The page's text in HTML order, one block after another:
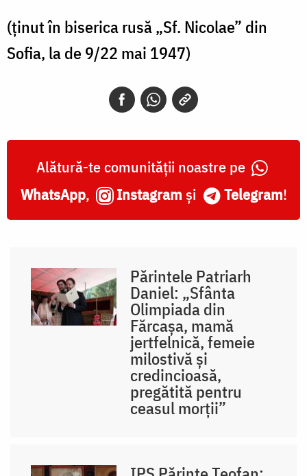
(ţinut în biserica rusă „Sf. Nicolae” din
Sofia, la de 9/22 mai 1947)
Alătură-te comunității noastre pe
WhatsApp, Instagram și Telegram!
Părintele Patriarh
Daniel: „Sfânta
Olimpiada din
Fărcașa, mamă
jertfelnică, femeie
milostivă și
credincioasă,
pregătită pentru
ceasul morții”